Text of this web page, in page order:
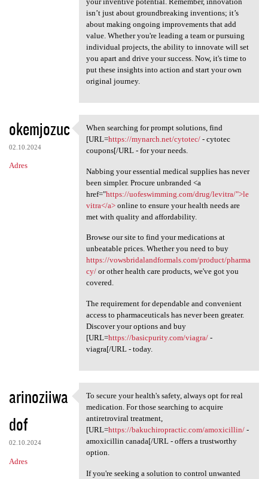
isn’t just about groundbreaking inventions; it’s
about making ongoing improvements that add
value. Whether you're leading a team or pursuing
individual projects, the ability to innovate will set
you apart and drive your success. Now, it's time to
put these insights into action and start your own
original journey.
okemjozuc
02.10.2024
Adres
When searching for prompt
When searching for prompt solutions, find
[URL=https://mynarch.net/cytotec/- cytotec
coupons[/URL - for your needs.
Nabbing your essential medical supplies has never
been simpler. Procure unbranded <a
href="https://uofeswimming.com/drug/levitra/">le
vitra</a>online to ensure your health needs are
met with quality and affordability.
Browse our site to find your medications at
unbeatable prices. Whether you need to buy
https://vowsbridalandformals.com/product/pharma
cy/or other health care products, we've got you
covered.
The requirement for dependable and convenient
access to pharmaceuticals has never been greater.
Discover your options and buy
[URL=https://basicpurity.com/viagra/-
viagra[/URL - today.
arinoziiwa
dof
02.10.2024
Adres
To secure your health's
To secure your health's safety, always opt for real
medication. For those searching to acquire
antiretroviral treatment,
[URL=https://bakuchiropractic.com/amoxicillin/-
amoxicillin canada[/URL - offers a trustworthy
option.
If you're seeking a solution to control unwanted